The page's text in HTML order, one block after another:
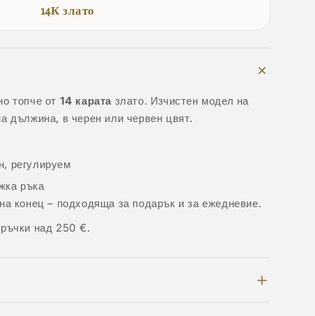
14К злато
топче от 14 каратазлато. Изчистен модел на
дължина, в черен или червен цвят.
регулируем
ръка
конец – подходяща за подарък и за ежедневие.
над 250 €.